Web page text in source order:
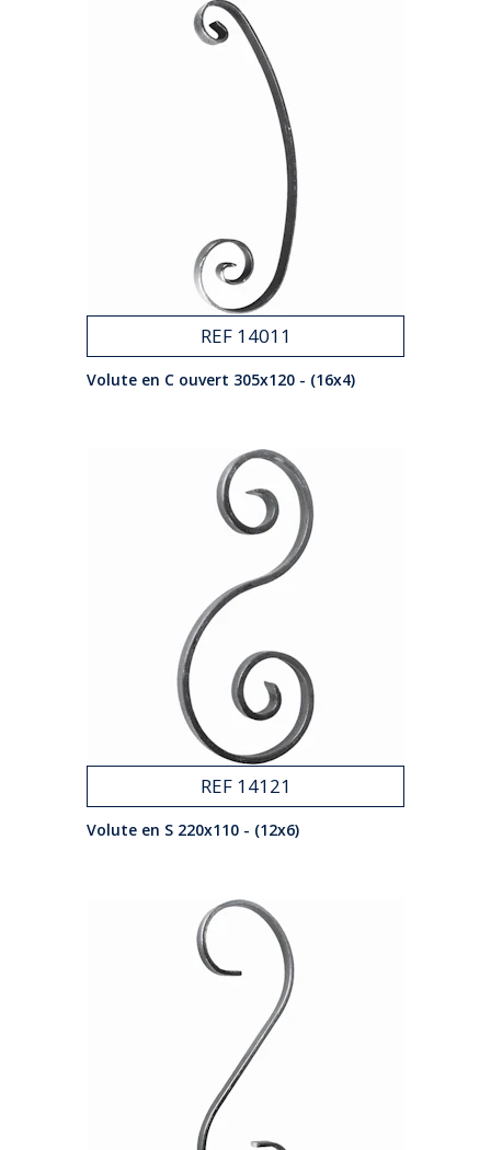
REF 14011
Volute en C ouvert 305x120 - (16x4)
REF 14121
Volute en S 220x110 - (12x6)